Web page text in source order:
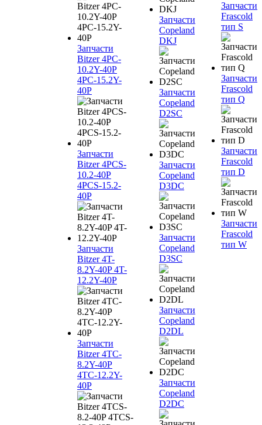
Запчасти
Bitzer 4PC-
10.2Y-40P
4PC-15.2Y-
40P
Запчасти
Bitzer 4PCS-
10.2-40P
4PCS-15.2-
40P
Запчасти
Bitzer 4T-
8.2Y-40P 4T-
12.2Y-40P
Запчасти
Bitzer 4TC-
8.2Y-40P
4TC-12.2Y-
40P
Запчасти
Copeland
DKJ
Запчасти
Copeland
D2SC
Запчасти
Copeland
D3DC
Запчасти
Copeland
D3SC
Запчасти
Copeland
D2DL
Запчасти
Copeland
D2DC
Запчасти
Frascold
тип S
Запчасти
Frascold
тип Q
Запчасти
Frascold
тип D
Запчасти
Frascold
тип W